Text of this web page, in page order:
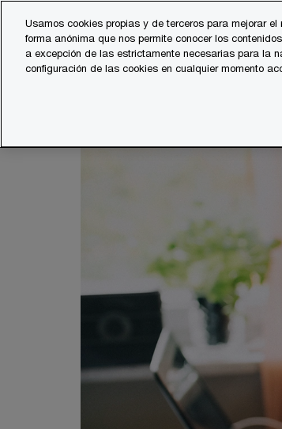
content
footer
Usamos cookies propias y de terceros para mejorar
forma anónima que nos permite conocer los
a excepción de las estrictamente necesarias para la
configuración de las cookies en cualquier momento